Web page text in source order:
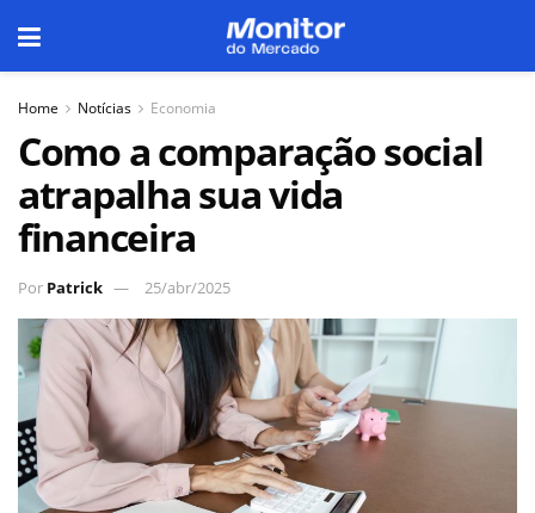
Home Notícias Economia
Como a comparação social
atrapalha sua vida
financeira
Por Patrick 25/abr/2025